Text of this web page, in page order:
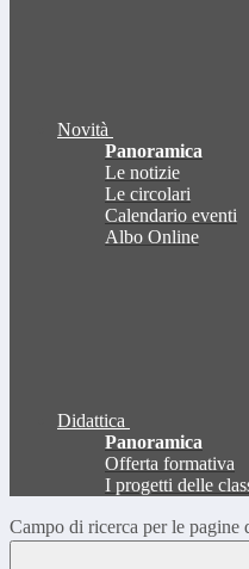
Novità
Panoramica
Le notizie
Le circolari
Calendario eventi
Albo Online
Didattica
Panoramica
Offerta formativa
I progetti delle
Campo di ricerca per le pagine